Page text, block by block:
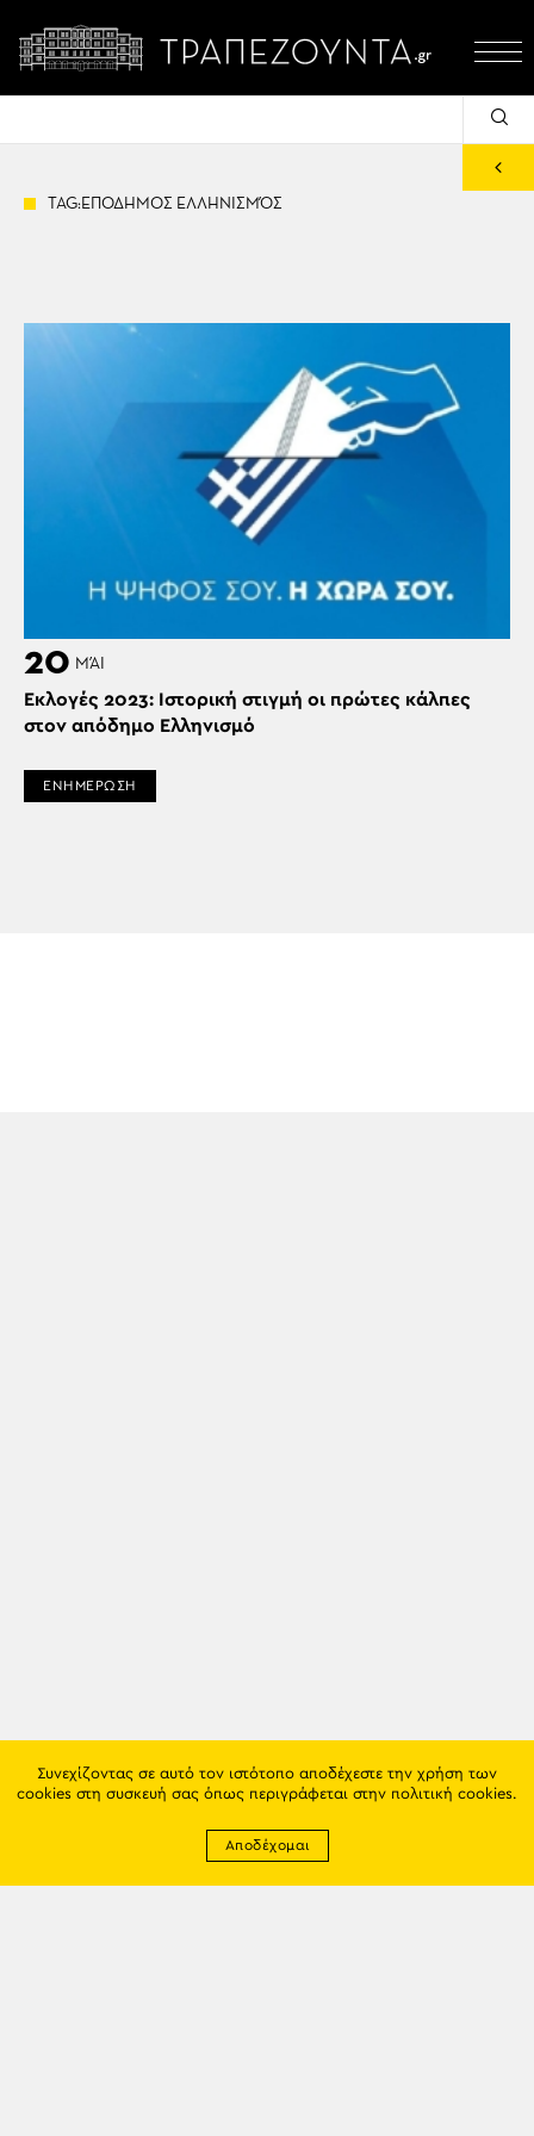
TAG:ΕΠΟΔΗΜΟΣ ΕΛΛΗΝΙΣΜΌΣ
20 ΜΆΙ
Εκλογές 2023: Ιστορική στιγμή οι πρώτες κάλπες
στον απόδημο Ελληνισμό
ΕΝΗΜΕΡΩΣΗ
Συνεχίζοντας σε αυτό τον ιστότοπο αποδέχεστε την χρήση των
cookies στη συσκευή σας όπως περιγράφεται στην πολιτική cookies.
Αποδέχομαι